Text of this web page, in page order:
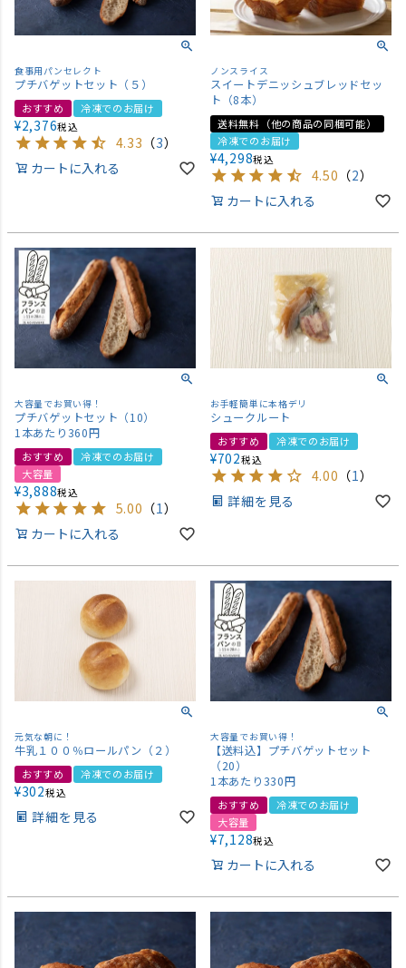
食事用パンセレクト
プチバゲットセット（５）
おすすめ 冷凍でのお届け
¥2,376税込
4.33 （3）
カートに入れる
ノンスライス
スイートデニッシュブレッドセッ
ト（8本）
送料無料（他の商品の同梱可能）
冷凍でのお届け
¥4,298税込
4.50 （2）
カートに入れる
大容量でお買い得！
プチバゲットセット（10）
1本あたり360円
おすすめ
冷凍でのお届け
大容量
¥3,888税込
5.00 （1）
カートに入れる
お手軽簡単に本格デリ
シュークルート
おすすめ 冷凍でのお届け
¥702税込
4.00 （1）
詳細を見る
元気な朝に！
牛乳１００％ロールパン（２）
おすすめ 冷凍でのお届け
¥302税込
詳細を見る
大容量でお買い得！
【送料込】プチバゲットセット
（20）
1本あたり330円
おすすめ
冷凍でのお届け
大容量
¥7,128税込
カートに入れる